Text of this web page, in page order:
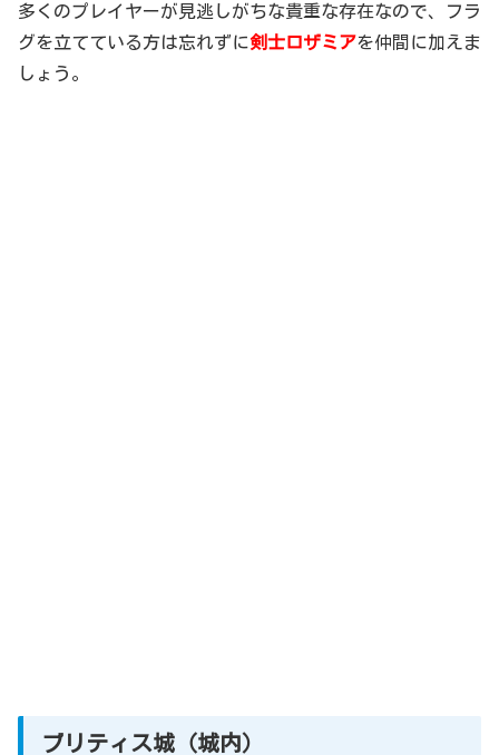
多くのプレイヤーが見逃しがちな貴重な存在なので、フラ
グを立てている方は忘れずに剣士ロザミアを仲間に加えま
しょう。
ブリティス城（城内）